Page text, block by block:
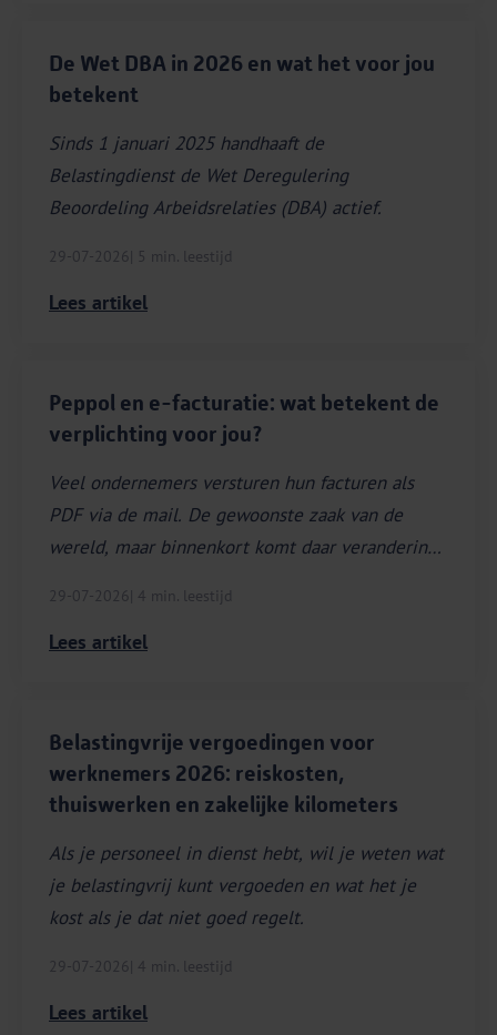
De Wet DBA in 2026 en wat het voor jou
betekent
Sinds 1 januari 2025 handhaaft de
Belastingdienst de Wet Deregulering
Beoordeling Arbeidsrelaties (DBA) actief.
29-07-2026 | 5 min. leestijd
Lees artikel
Peppol en e-facturatie: wat betekent de
verplichting voor jou?
Veel ondernemers versturen hun facturen als
PDF via de mail. De gewoonste zaak van de
wereld, maar binnenkort komt daar verandering
29-07-2026 | 4 min. leestijd
Lees artikel
Belastingvrije vergoedingen voor
werknemers 2026: reiskosten,
thuiswerken en zakelijke kilometers
Als je personeel in dienst hebt, wil je weten wat
je belastingvrij kunt vergoeden en wat het je
kost als je dat niet goed regelt.
29-07-2026 | 4 min. leestijd
Lees artikel